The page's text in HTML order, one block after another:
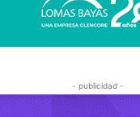
- publicidad -